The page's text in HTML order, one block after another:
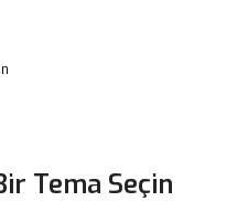
Tema Seçin